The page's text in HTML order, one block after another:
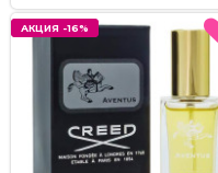
АКЦИЯ -16%
АКЦИЯ -16%